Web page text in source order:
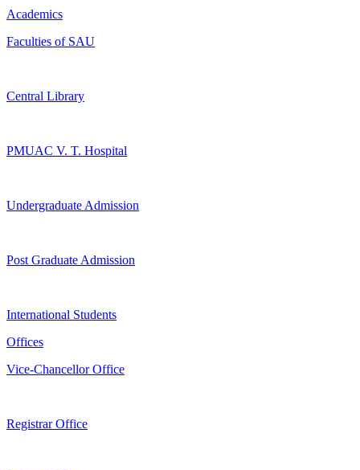
Academics
Faculties of SAU
Central Library
PMUAC V. T. Hospital
Undergraduate Admission
Post Graduate Admission
International Students
Offices
Vice-Chancellor Office
Registrar Office